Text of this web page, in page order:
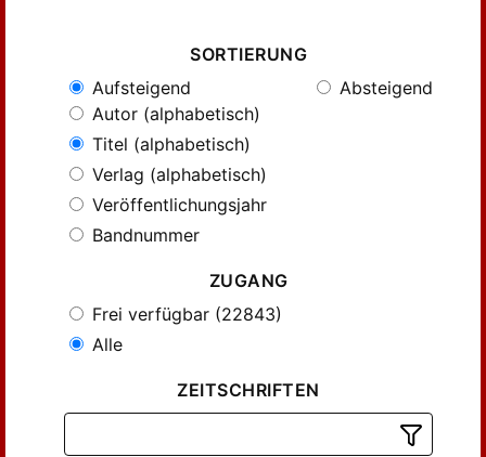
SORTIERUNG
Aufsteigend
Absteigend
Autor (alphabetisch)
Titel (alphabetisch)
Verlag (alphabetisch)
Veröffentlichungsjahr
Bandnummer
ZUGANG
Frei verfügbar (22843)
Alle
ZEITSCHRIFTEN